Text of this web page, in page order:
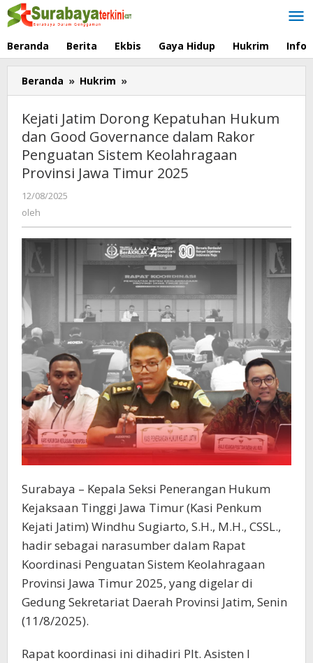
Lewati
ke
Beranda Berita Ekbis Gaya Hidup Hukrim Info
Beranda » Hukrim »
Jatim
Kepatuhan
Hukum
dan
Good
Penguatan
Sistem
Keolahragaan
Provinsi
Jawa
Timur
2025
Kejati Jatim Dorong Kepatuhan Hukum
dan Good Governance dalam Rakor
Penguatan Sistem Keolahragaan
Provinsi Jawa Timur 2025
12/08/2025
oleh
Surabaya – Kepala Seksi Penerangan Hukum
Kejaksaan Tinggi Jawa Timur (Kasi Penkum
Kejati Jatim) Windhu Sugiarto, S.H., M.H., CSSL.,
hadir sebagai narasumber dalam Rapat
Koordinasi Penguatan Sistem Keolahragaan
Provinsi Jawa Timur 2025, yang digelar di
Gedung Sekretariat Daerah Provinsi Jatim, Senin
(11/8/2025).
Rapat koordinasi ini dihadiri Plt. Asisten I